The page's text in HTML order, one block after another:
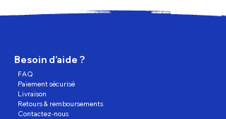
Besoin d’aide ?
FAQ
Paiement sécurisé
Livraison
Retours & remboursements
Contactez-nous